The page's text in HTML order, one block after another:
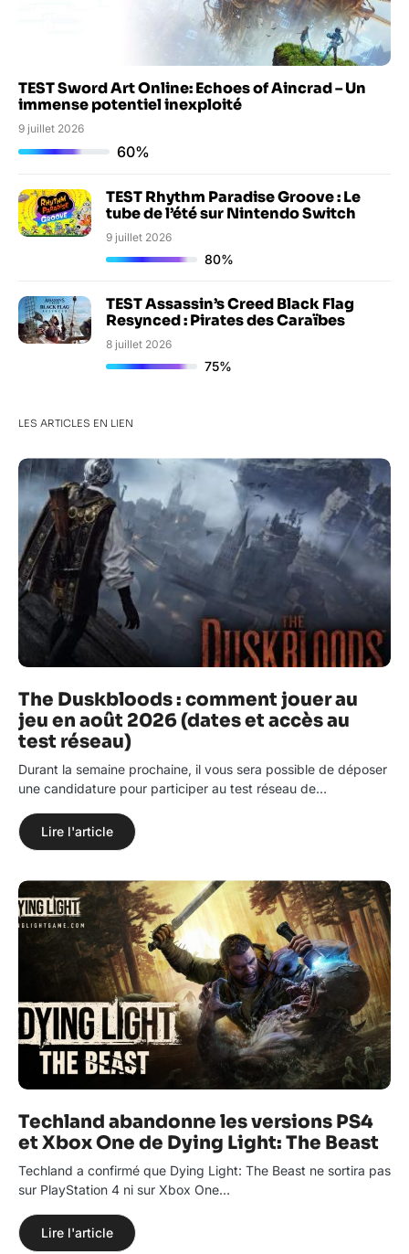
TEST Sword Art Online: Echoes of Aincrad – Un
immense potentiel inexploité
9 juillet 2026
60%
TEST Rhythm Paradise Groove : Le
tube de l’été sur Nintendo Switch
9 juillet 2026
80%
TEST Assassin’s Creed Black Flag
Resynced : Pirates des Caraïbes
8 juillet 2026
75%
LES ARTICLES EN LIEN
The Duskbloods : comment jouer au
jeu en août 2026 (dates et accès au
test réseau)
Durant la semaine prochaine, il vous sera possible de déposer
une candidature pour participer au test réseau de…
Lire l'article
Techland abandonne les versions PS4
et Xbox One de Dying Light: The Beast
Techland a confirmé que Dying Light: The Beast ne sortira pas
sur PlayStation 4 ni sur Xbox One…
Lire l'article